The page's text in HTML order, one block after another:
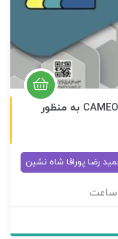
وبینار آشنای و کاربرد بسته نرم افزاری CAMEO به منظور
رضا پوراقا شاه نشین